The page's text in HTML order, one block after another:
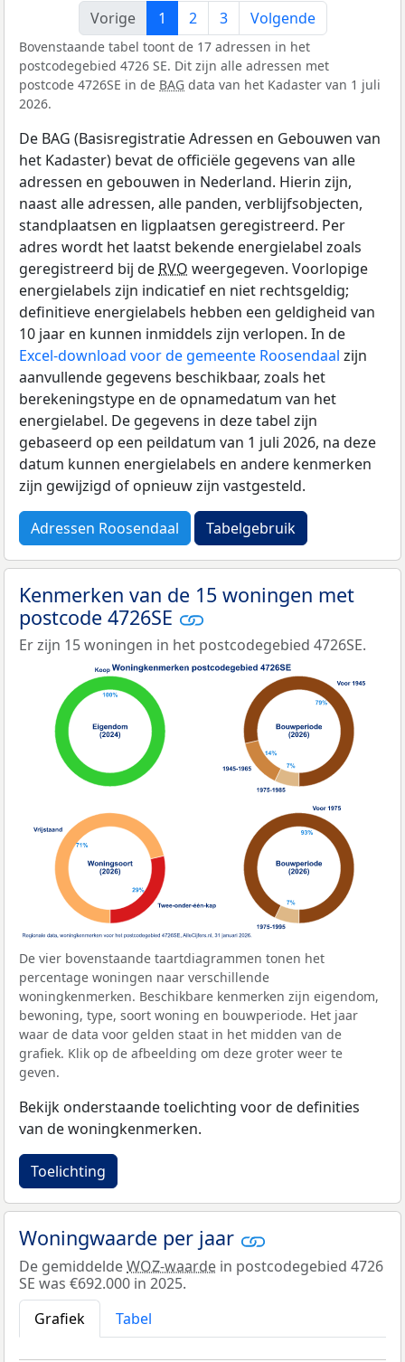
Vorige
1 2 3 Volgende
Bovenstaande tabel toont de 17 adressen in het
postcodegebied 4726 SE. Dit zijn alle adressen met
postcode 4726SE in de BAG data van het Kadaster van 1 juli
2026.
De BAG (Basisregistratie Adressen en Gebouwen van
het Kadaster) bevat de officiële gegevens van alle
adressen en gebouwen in Nederland. Hierin zijn,
naast alle adressen, alle panden, verblijfsobjecten,
standplaatsen en ligplaatsen geregistreerd. Per
adres wordt het laatst bekende energielabel zoals
geregistreerd bij de RVO weergegeven. Voorlopige
energielabels zijn indicatief en niet rechtsgeldig;
definitieve energielabels hebben een geldigheid van
10 jaar en kunnen inmiddels zijn verlopen. In de
Excel-download voor de gemeente Roosendaal zijn
aanvullende gegevens beschikbaar, zoals het
berekeningstype en de opnamedatum van het
energielabel. De gegevens in deze tabel zijn
gebaseerd op een peildatum van 1 juli 2026, na deze
datum kunnen energielabels en andere kenmerken
zijn gewijzigd of opnieuw zijn vastgesteld.
Adressen Roosendaal Tabelgebruik
Kenmerken van de 15 woningen met
postcode 4726SE
Er zijn 15 woningen in het postcodegebied 4726SE.
De vier bovenstaande taartdiagrammen tonen het
percentage woningen naar verschillende
woningkenmerken. Beschikbare kenmerken zijn eigendom,
bewoning, type, soort woning en bouwperiode. Het jaar
waar de data voor gelden staat in het midden van de
grafiek. Klik op de afbeelding om deze groter weer te
geven.
Bekijk onderstaande toelichting voor de definities
van de woningkenmerken.
Toelichting
Woningwaarde per jaar
De gemiddeldeWOZ-waarde in postcodegebied 4726
SE was €692.000 in 2025.
Grafiek
Tabel